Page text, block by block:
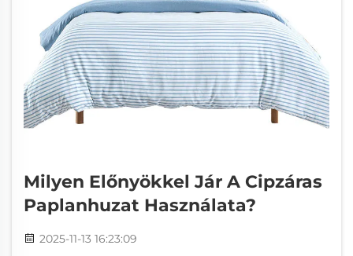
Milyen Előnyökkel Jár A Cipzáras
Paplanhuzat Használata?
2025-11-13 16:23:09